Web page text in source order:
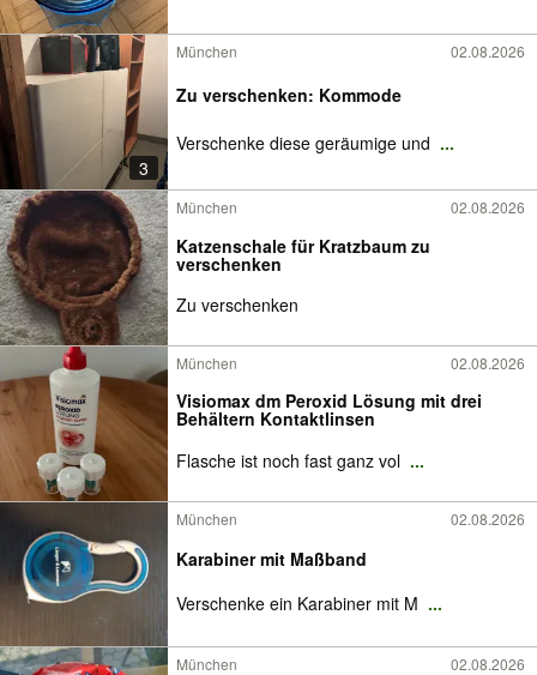
3
München 02.08.2026
Zu verschenken: Kommode
Verschenke diese geräumige und ...
München 02.08.2026
Katzenschale für Kratzbaum zu
verschenken
Zu verschenken
München 02.08.2026
Visiomax dm Peroxid Lösung mit drei
Behältern Kontaktlinsen
Flasche ist noch fast ganz vol ...
München 02.08.2026
Karabiner mit Maßband
Verschenke ein Karabiner mit M ...
München 02.08.2026